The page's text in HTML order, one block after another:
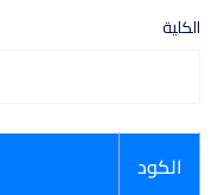
الكلية
الكود